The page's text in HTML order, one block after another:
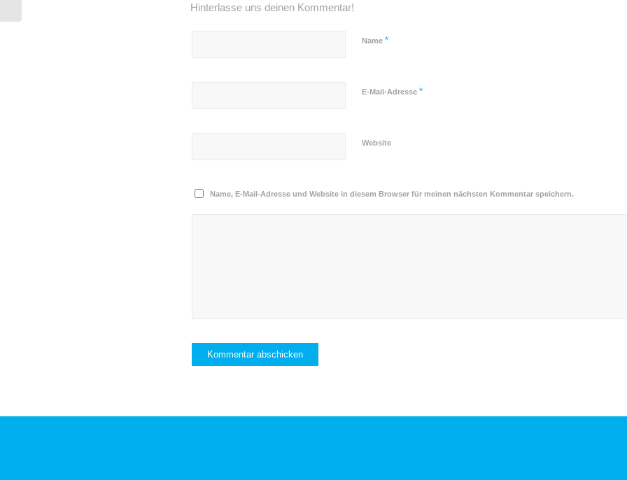
Hinterlasse uns deinen Kommentar!
Name *
E-Mail-Adresse *
Website
Name, E-Mail-Adresse und Website in diesem Browser für meinen nächsten Kommentar speichern.